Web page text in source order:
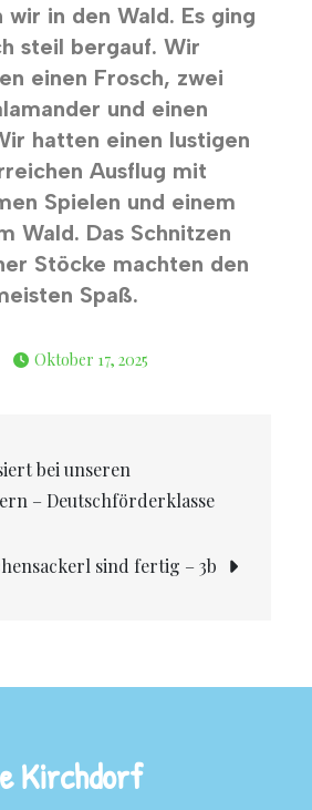
in den Wald. Es ging
steil bergauf. Wir
einen Frosch, zwei
und einen
hatten einen lustigen
Ausflug mit
Spielen und einem
Wald. Das Schnitzen
Stöcke machten den
Spaß.
Oktober 17, 2025
bei unseren
– Deutschförderklasse
sind fertig – 3b
Kirchdorf